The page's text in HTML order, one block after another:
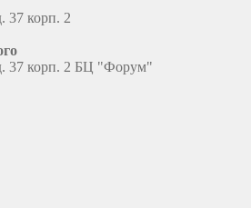
37 корп. 2
37 корп. 2 БЦ "Форум"